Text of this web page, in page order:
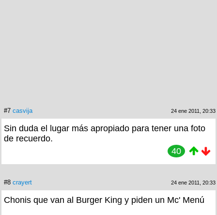
#7 casvija 24 ene 2011, 20:33
Sin duda el lugar más apropiado para tener una foto
de recuerdo.
40
#8 crayert 24 ene 2011, 20:33
Chonis que van al Burger King y piden un Mc' Menú